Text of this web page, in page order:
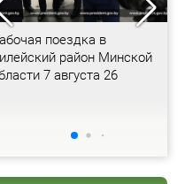
поездка в
район Минской
7 августа 26